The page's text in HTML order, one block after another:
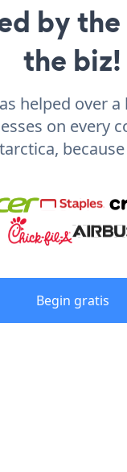
by
the biz!
helped over
on every
Begin gratis